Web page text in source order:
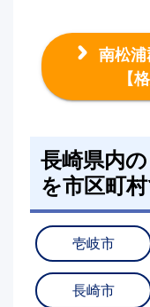
南松
【
長崎県内
を市区町
壱岐市
長崎市